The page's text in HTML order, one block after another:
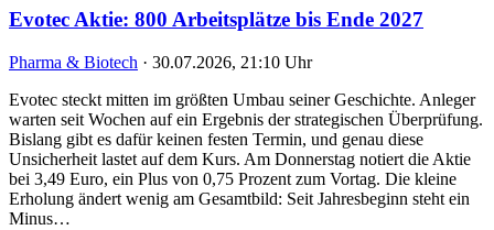
Evotec Aktie: 800 Arbeitsplätze bis Ende 2027
Pharma & Biotech · 30.07.2026, 21:10 Uhr
Evotec steckt mitten im größten Umbau seiner Geschichte. Anleger
warten seit Wochen auf ein Ergebnis der strategischen Überprüfung.
Bislang gibt es dafür keinen festen Termin, und genau diese
Unsicherheit lastet auf dem Kurs. Am Donnerstag notiert die Aktie
bei 3,49 Euro, ein Plus von 0,75 Prozent zum Vortag. Die kleine
Erholung ändert wenig am Gesamtbild: Seit Jahresbeginn steht ein
Minus…